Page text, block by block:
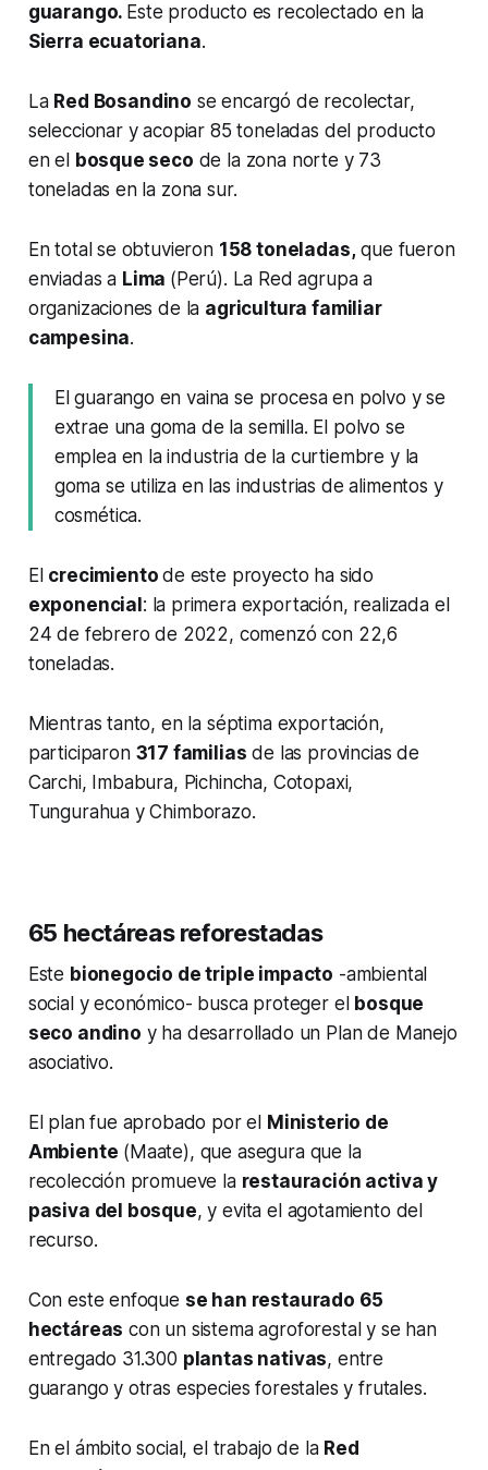
guarango. Este producto es recolectado en la
Sierra ecuatoriana.
La Red Bosandino se encargó de recolectar,
seleccionar y acopiar 85 toneladas del producto
en el
bosque seco de la zona norte y 73
toneladas en la zona sur.
En total se obtuvieron 158 toneladas,que fueron
enviadas a Lima (Perú). La Red agrupa a
organizaciones de la agricultura familiar
campesina.
El guarango en vaina se procesa en polvo y se
extrae una goma de la semilla. El polvo se
emplea en la industria de la curtiembre y la
goma se utiliza en las industrias de alimentos y
cosmética.
El crecimientode este proyecto ha sido
exponencial : la primera exportación, realizada el
24 de febrero de 2022, comenzó con 22,6
toneladas.
Mientras tanto, en la séptima exportación,
participaron 317 familias de las provincias de
Carchi, Imbabura, Pichincha, Cotopaxi,
Tungurahua y Chimborazo.
65 hectáreas reforestadas
Este bionegocio de triple impacto -ambiental
social y económico- busca proteger el bosque
seco andino y ha desarrollado un Plan de Manejo
asociativo.
El plan fue aprobado por el
Ministerio de
Ambiente (Maate), que asegura que la
recolección promueve la restauración activa y
pasiva del bosque, y evita el agotamiento del
recurso.
Con este enfoque se han restaurado 65
hectáreas con un sistema agroforestal y se han
entregado 31.300 plantas nativas, entre
guarango y otras especies forestales y frutales.
En el ámbito social, el trabajo de la Red